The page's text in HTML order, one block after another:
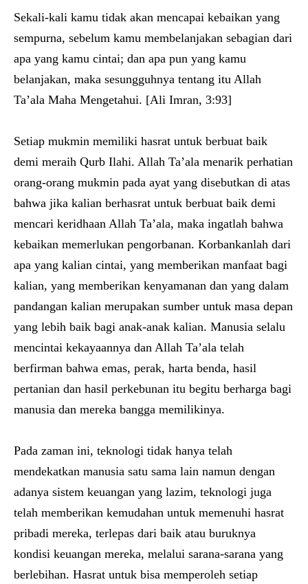
Sekali-kali kamu tidak akan mencapai kebaikan yang
sempurna, sebelum kamu membelanjakan sebagian dari
apa yang kamu cintai; dan apa pun yang kamu
belanjakan, maka sesungguhnya tentang itu Allah
Ta’ala Maha Mengetahui. [Ali Imran, 3:93]
Setiap mukmin memiliki hasrat untuk berbuat baik
demi meraih Qurb Ilahi. Allah Ta’ala menarik perhatian
orang-orang mukmin pada ayat yang disebutkan di atas
bahwa jika kalian berhasrat untuk berbuat baik demi
mencari keridhaan Allah Ta’ala, maka ingatlah bahwa
kebaikan memerlukan pengorbanan. Korbankanlah dari
apa yang kalian cintai, yang memberikan manfaat bagi
kalian, yang memberikan kenyamanan dan yang dalam
pandangan kalian merupakan sumber untuk masa depan
yang lebih baik bagi anak-anak kalian. Manusia selalu
mencintai kekayaannya dan Allah Ta’ala telah
berfirman bahwa emas, perak, harta benda, hasil
pertanian dan hasil perkebunan itu begitu berharga bagi
manusia dan mereka bangga memilikinya.
Pada zaman ini, teknologi tidak hanya telah
mendekatkan manusia satu sama lain namun dengan
adanya sistem keuangan yang lazim, teknologi juga
telah memberikan kemudahan untuk memenuhi hasrat
pribadi mereka, terlepas dari baik atau buruknya
kondisi keuangan mereka, melalui sarana-sarana yang
berlebihan. Hasrat untuk bisa memperoleh setiap